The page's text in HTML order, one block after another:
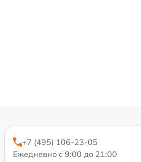
+7 (495) 106-23-05
Ежедневно с 9:00 до 21:00